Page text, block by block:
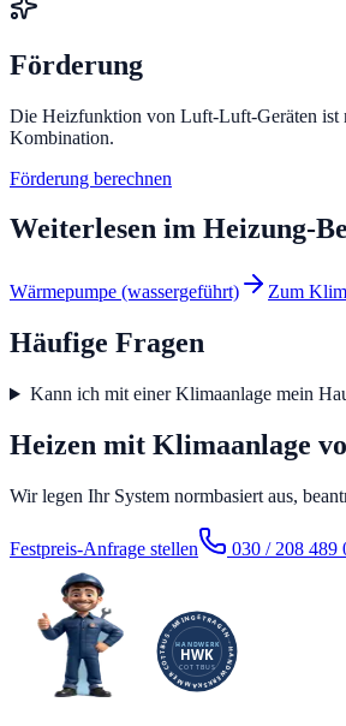
Förderung
Die Heizfunktion von Luft-Luft-Geräten ist
Kombination.
Förderung berechnen
Weiterlesen im Heizung-
Wärmepumpe (wassergeführt) Zum
Häufige Fragen
Kann ich mit einer Klimaanlage mein
Heizen mit Klimaanlage
Wir legen Ihr System normbasiert aus,
Festpreis-Anfrage stellen 030 / 208 489